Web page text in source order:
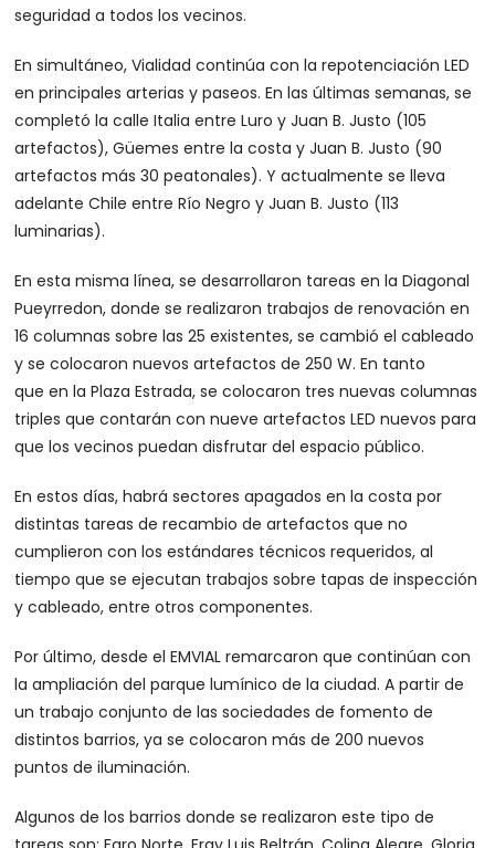
seguridad a todos los vecinos.
En simultáneo, Vialidad continúa con la repotenciación LED
en principales arterias y paseos. En las últimas semanas, se
completó la calle Italia entre Luro y Juan B. Justo (105
artefactos), Güemes entre la costa y Juan B. Justo (90
artefactos más 30 peatonales). Y actualmente se lleva
adelante Chile entre Río Negro y Juan B. Justo (113
luminarias).
En esta misma línea, se desarrollaron tareas en la Diagonal
Pueyrredon, donde se realizaron trabajos de renovación en
16 columnas sobre las 25 existentes, se cambió el cableado
y se colocaron nuevos artefactos de 250 W. En tanto
que en la Plaza Estrada, se colocaron tres nuevas columnas
triples que contarán con nueve artefactos LED nuevos para
que los vecinos puedan disfrutar del espacio público.
En estos días, habrá sectores apagados en la costa por
distintas tareas de recambio de artefactos que no
cumplieron con los estándares técnicos requeridos, al
tiempo que se ejecutan trabajos sobre tapas de inspección
y cableado, entre otros componentes.
Por último, desde el EMVIAL remarcaron que continúan con
la ampliación del parque lumínico de la ciudad. A partir de
un trabajo conjunto de las sociedades de fomento de
distintos barrios, ya se colocaron más de 200 nuevos
puntos de iluminación.
Algunos de los barrios donde se realizaron este tipo de